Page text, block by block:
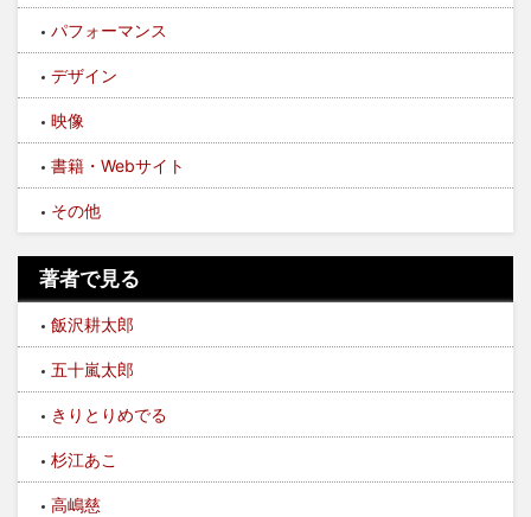
パフォーマンス
デザイン
映像
書籍・Webサイト
その他
著者で見る
飯沢耕太郎
五十嵐太郎
きりとりめでる
杉江あこ
高嶋慈